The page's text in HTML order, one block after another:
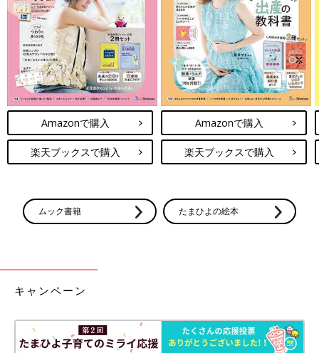
調理前に必ずお読みになり、ご家庭の状況に合わせて活用してく
ださい。
電子レンジについて
●電子レンジは600Wが基準です。電子レンジが600W以外のワッ
ト数の場合、加熱時間はメーカーにお問い合わせください。電子
レンジは機種により加熱時間が違います。初めはレシピより短い
時間で加熱し、様子を見ながら加熱時間を調節しましょう。
●電子レンジで液体を加熱するとき、沸点に達していても沸騰し
ない場合がごくまれにあります。この状態の液体がちょっとした
す(＝突沸現象)。やけどの原因になりますので、ご注意くださ
い。
●材料は、2019年通知の厚生労働省策定「授乳・離乳の支援ガイ
ド」を目安に、作りやすい分量にしています。赤ちゃんの食べら
Amazonで購入
楽天ブックスで購入
Amazonで購入
楽天ブックスで購入
ムック書籍 たまひよの絵本
キャンペーン